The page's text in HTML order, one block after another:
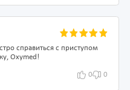
справиться с приступом
Oxymed!
0 0